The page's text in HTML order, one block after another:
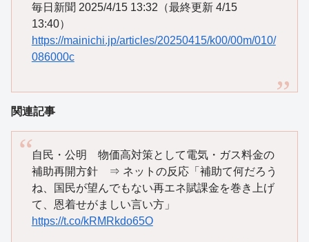
毎日新聞 2025/4/15 13:32（最終更新 4/15
13:40）
https://mainichi.jp/articles/20250415/k00/00m/010/
086000c
関連記事
自民・公明 物価高対策として電気・ガス料金の
補助再開方針 ⇒ ネットの反応「補助て何だろう
ね、国民が望んでもない再エネ賦課金を巻き上げ
て、恩着せがましい言い方」
https://t.co/kRMRkdo65O